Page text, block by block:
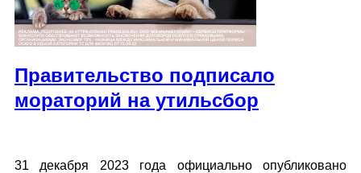
Правительство подписало
мораторий на утильсбор
31 декабря 2023 года официально опубликовано